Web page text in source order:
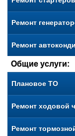
Ремонт
Ремонт
Общие услуги:
Плановое ТО
Ремонт ходовой
Ремонт